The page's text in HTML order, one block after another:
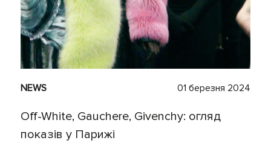
NEWS 01 березня 2024
Off-White, Gauchere, Givenchy: огляд
показів у Парижі